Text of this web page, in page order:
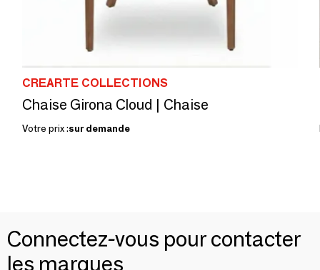
CREARTE COLLECTIONS
Chaise Girona Cloud | Chaise
Votre prix :sur demande
Connectez-vous pour contacter
les marques